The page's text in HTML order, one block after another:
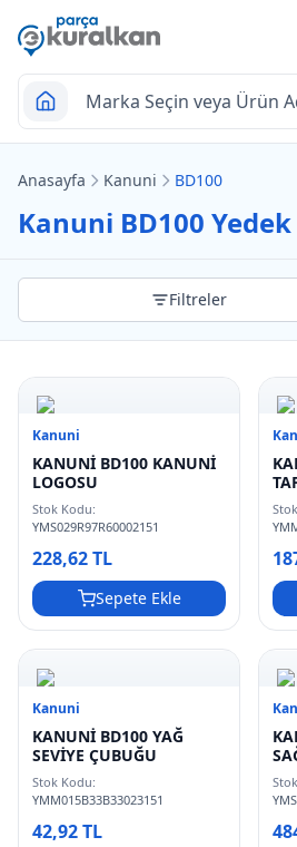
Anasayfa Kanuni BD100
Kanuni BD100
Filtreler
Kanuni
KANUNİ BD100 KANUNİ
LOGOSU
Stok Kodu:
YMS029R97R60002151
228,62 TL
Sepete Ekle
Kanuni
KANUNİ BD100 YAĞ
SEVİYE ÇUBUĞU
Stok Kodu:
YMM015B33B33023151
42,92 TL